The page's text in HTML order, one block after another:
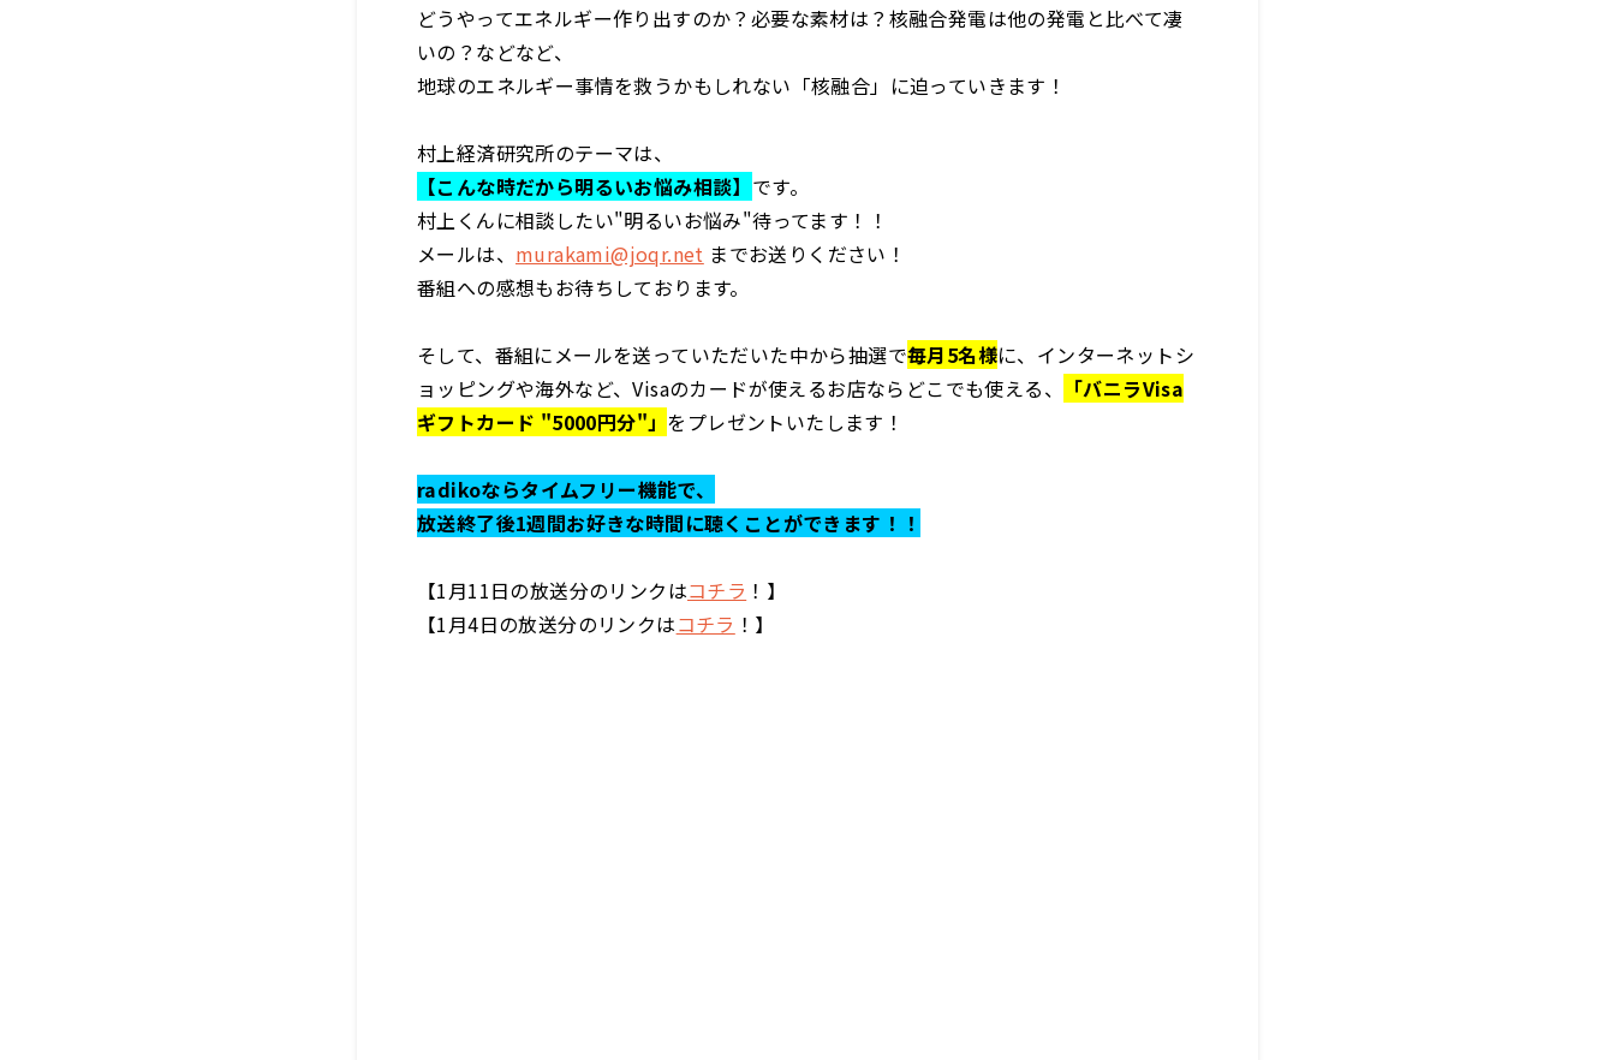
どうやってエネルギー作り出すのか？必要な素材は？核融合発電は他の発電と比べて凄
いの？などなど、
地球のエネルギー事情を救うかもしれない「核融合」に迫っていきます！
村上経済研究所のテーマは、
【こんな時だから明るいお悩み相談】 です。
村上くんに相談したい"明るいお悩み"待ってます！！
メールは、 murakami@joqr.net までお送りください！
番組への感想もお待ちしております。
そして、番組にメールを送っていただいた中から抽選で毎月5名様に、インターネットシ
ョッピングや海外など、Visaのカードが使えるお店ならどこでも使える、
「バニラVisa
ギフトカード "5000円分"」 をプレゼントいたします！
radikoならタイムフリー機能で、
放送終了後1週間お好きな時間に聴くことができます！！
【1月11日の放送分のリンクはコチラ ！】
【1月4日の放送分のリンクはコチラ ！】